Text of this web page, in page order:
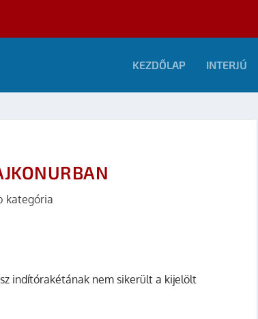
KEZDŐLAP INTERJÚ
kategória
indítórakétának nem sikerült a kijelölt